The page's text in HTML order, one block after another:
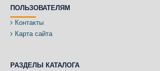
ПОЛЬЗОВАТЕЛЯМ
Контакты
Карта сайта
РАЗДЕЛЫ КАТАЛОГА